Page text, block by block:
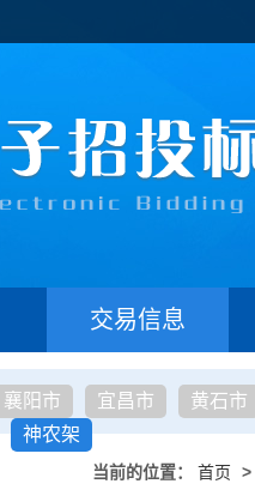
交易信息
襄阳市 宜昌市
黄石市
神农架
当前的位置： 首页 >